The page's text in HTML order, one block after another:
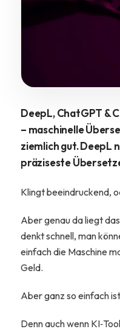
DeepL, ChatGPT &
– maschinelle
ziemlich gut. DeepL
präziseste
Klingt beeindruckend,
Aber genau da liegt
denkt schnell, man
einfach die Maschine
Geld.
Aber ganz so einfach
Denn auch wenn